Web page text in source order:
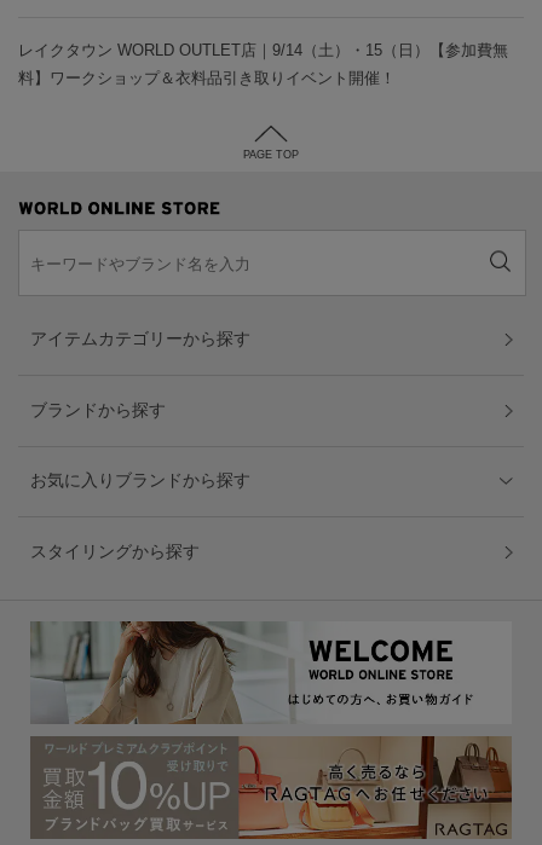
レイクタウン WORLD OUTLET店｜9/14（土）・15（日）【参加費無
料】ワークショップ＆衣料品引き取りイベント開催！
PAGE TOP
アイテムカテゴリーから探す
ブランドから探す
お気に入りブランドから探す
スタイリングから探す